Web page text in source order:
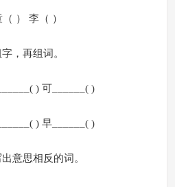
） 李（ ）
，再组词。
) 可______( )
) 早______( )
意思相反的词。